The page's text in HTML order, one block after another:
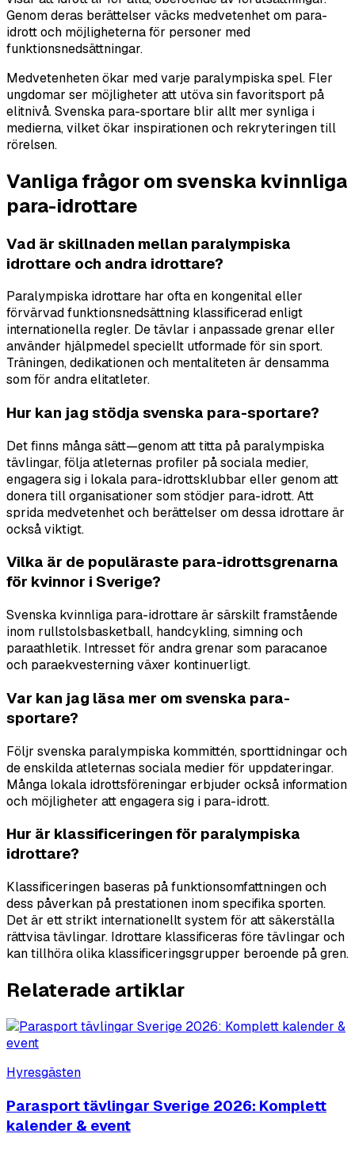
Genom deras berättelser väcks medvetenhet om para-
idrott och möjligheterna för personer med
funktionsnedsättningar.
Medvetenheten ökar med varje paralympiska spel. Fler
ungdomar ser möjligheter att utöva sin favoritsport på
elitnivå. Svenska para-sportare blir allt mer synliga i
medierna, vilket ökar inspirationen och rekryteringen till
rörelsen.
Vanliga frågor om svenska kvinnliga
para-idrottare
Vad är skillnaden mellan paralympiska
idrottare och andra idrottare?
Paralympiska idrottare har ofta en kongenital eller
förvärvad funktionsnedsättning klassificerad enligt
internationella regler. De tävlar i anpassade grenar eller
använder hjälpmedel speciellt utformade för sin sport.
Träningen, dedikationen och mentaliteten är densamma
som för andra elitatleter.
Hur kan jag stödja svenska para-sportare?
Det finns många sätt—genom att titta på paralympiska
tävlingar, följa atleternas profiler på sociala medier,
engagera sig i lokala para-idrottsklubbar eller genom att
donera till organisationer som stödjer para-idrott. Att
sprida medvetenhet och berättelser om dessa idrottare är
också viktigt.
Vilka är de populäraste para-idrottsgrenarna
för kvinnor i Sverige?
Svenska kvinnliga para-idrottare är särskilt framstående
inom rullstolsbasketball, handcykling, simning och
paraathletik. Intresset för andra grenar som paracanoe
och paraekvesterning växer kontinuerligt.
Var kan jag läsa mer om svenska para-
sportare?
Följr svenska paralympiska kommittén, sporttidningar och
de enskilda atleternas sociala medier för uppdateringar.
Många lokala idrottsföreningar erbjuder också information
och möjligheter att engagera sig i para-idrott.
Hur är klassificeringen för paralympiska
idrottare?
Klassificeringen baseras på funktionsomfattningen och
dess påverkan på prestationen inom specifika sporten.
Det är ett strikt internationellt system för att säkerställa
rättvisa tävlingar. Idrottare klassificeras före tävlingar och
kan tillhöra olika klassificeringsgrupper beroende på gren.
Relaterade artiklar
Hyresgästen
Parasport tävlingar Sverige 2026: Komplett
kalender & event